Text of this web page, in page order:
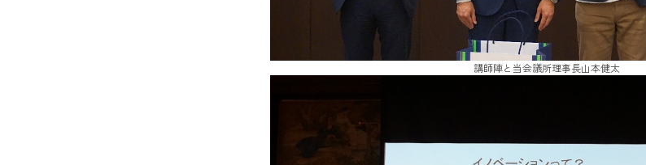
講師陣と当会議所理事長山本健太